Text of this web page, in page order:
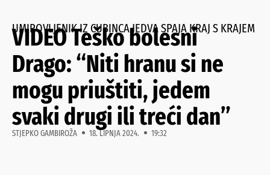
UMIROVLJENIK IZ CUBINCA JEDVA SPAJA KRAJ S KRAJEM
VIDEO Teško bolesni
Drago: “Niti hranu si ne
mogu priuštiti, jedem
svaki drugi ili treći dan”
STJEPKO GAMBIROŽA 18. LIPNJA 2024. 19:32